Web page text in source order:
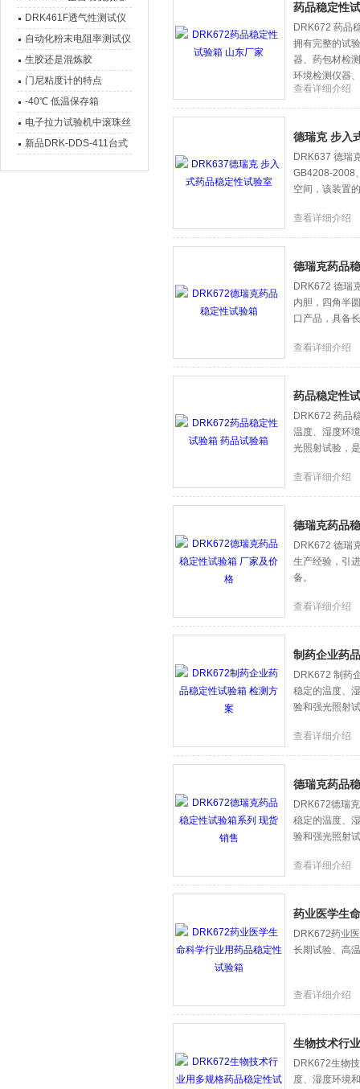
点仪 设备介绍
DRK461F透气性测试仪
自动化粉末电阻率测试仪
工作原理、功能特点及应
用场景介绍
生胶还是混炼胶
门尼粘度计的特点
-40℃ 低温保存箱
电子拉力试验机中滚珠丝
杆与梯形丝杆区别在哪里
新品DRK-DDS-411台式
药品稳定性
DRK672 药品
拥有完整的试
器、药包材检
环境检测仪器
查看详细介绍
德瑞克 步入
DRK637 德瑞
GB4208-2008
空间，该装置
查看详细介绍
德瑞克药品
DRK672 德瑞
内胆，四角半
口产品，具备
查看详细介绍
药品稳定性
DRK672 药品
温度、湿度环
光照射试验，
查看详细介绍
德瑞克药品
DRK672 德瑞
生产经验，引
备。
查看详细介绍
制药企业药
DRK672 制药
稳定的温度、
验和强光照射
查看详细介绍
德瑞克药品
DRK672德瑞
稳定的温度、
验和强光照射
查看详细介绍
药业医学生
DRK672药业
长期试验、高
查看详细介绍
生物技术行
DRK672生物
度、湿度环境